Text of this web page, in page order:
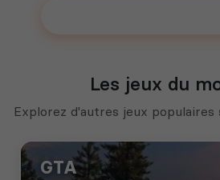
Les jeux du
Explorez d'autres jeux
GTA